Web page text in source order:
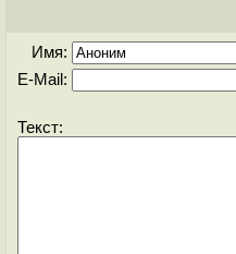
Имя:
E-Mail:
Текст: